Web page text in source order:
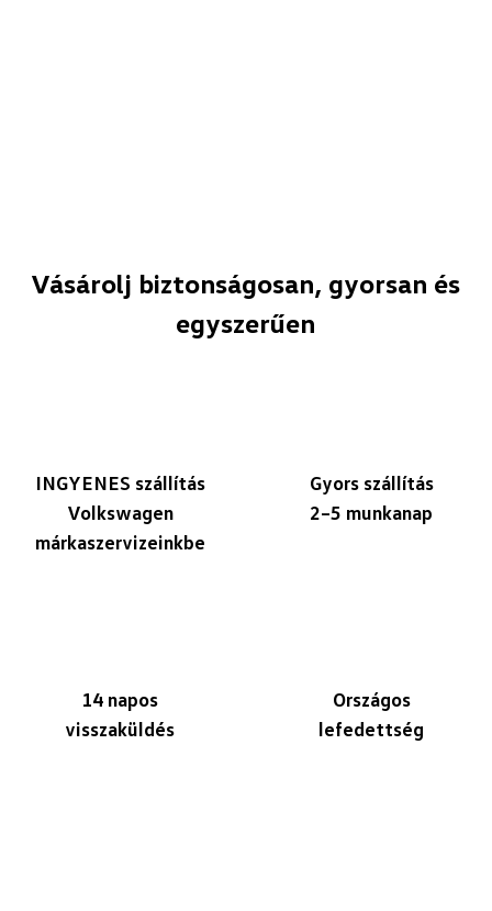
Vásárolj biztonságosan, gyorsan és
egyszerűen
INGYENES szállítás
Volkswagen
márkaszervizeinkbe
Gyors szállítás
2–5 munkanap
14 napos
visszaküldés
Országos
lefedettség